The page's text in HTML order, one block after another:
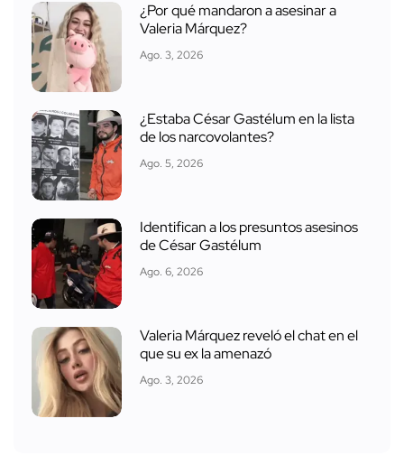
¿Por qué mandaron a asesinar a
Valeria Márquez?
Ago. 3, 2026
¿Estaba César Gastélum en la lista
de los narcovolantes?
Ago. 5, 2026
Identifican a los presuntos asesinos
de César Gastélum
Ago. 6, 2026
Valeria Márquez reveló el chat en el
que su ex la amenazó
Ago. 3, 2026